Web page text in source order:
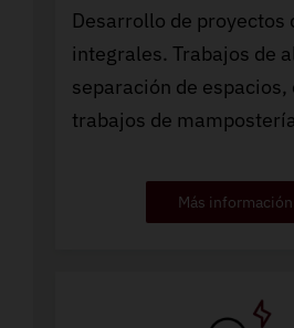
Desarrollo de proyectos
integrales. Trabajos de
separación de espacios,
trabajos de
Más